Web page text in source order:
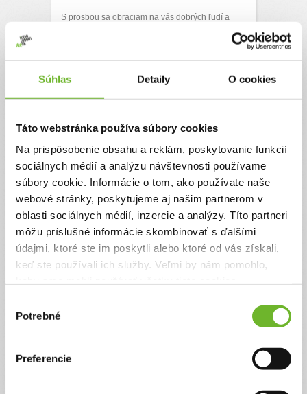
Súhlas Detaily O cookies
Táto webstránka používa súbory cookies
Na prispôsobenie obsahu a reklám, poskytovanie funkcií
sociálnych médií a analýzu návštevnosti používame
súbory cookie. Informácie o tom, ako používate naše
webové stránky, poskytujeme aj našim partnerom v
oblasti sociálnych médií, inzercie a analýzy. Títo partneri
môžu príslušné informácie skombinovať s ďalšími
údajmi, ktoré ste im poskytli alebo ktoré od vás získali,
keď ste používali ich služby. Veľmi by nám pomohlo,
súhlasu
Potrebné
Preferencie
S prosbou sa obraciam na vás dobrých ľudí a
darcov o pomoc zlepšiť Lukáškovi zdravotný stav
ešte viac a dopriať mu liečbu ktorá je efektívna
Takto to nemalo byť -
bioofedback, delfinoterapie, oxygenoterapie,